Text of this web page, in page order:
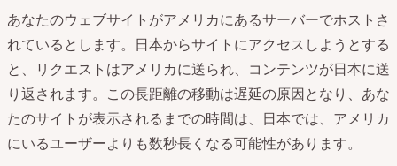
あなたのウェブサイトがアメリカにあるサーバーでホストさ
れているとします。日本からサイトにアクセスしようとする
と、リクエストはアメリカに送られ、コンテンツが日本に送
り返されます。この長距離の移動は遅延の原因となり、あな
たのサイトが表示されるまでの時間は、日本では、アメリカ
にいるユーザーよりも数秒長くなる可能性があります。